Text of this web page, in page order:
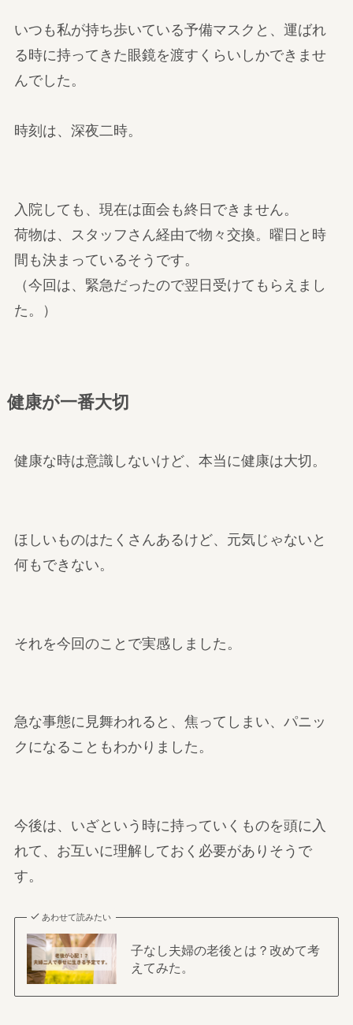
いつも私が持ち歩いている予備マスクと、運ばれ
る時に持ってきた眼鏡を渡すくらいしかできませ
んでした。
時刻は、深夜二時。
入院しても、現在は面会も終日できません。
荷物は、スタッフさん経由で物々交換。曜日と時
間も決まっているそうです。
（今回は、緊急だったので翌日受けてもらえまし
た。）
健康が一番大切
健康な時は意識しないけど、本当に健康は大切。
ほしいものはたくさんあるけど、元気じゃないと
何もできない。
それを今回のことで実感しました。
急な事態に見舞われると、焦ってしまい、パニッ
クになることもわかりました。
今後は、いざという時に持っていくものを頭に入
れて、お互いに理解しておく必要がありそうで
す。
あわせて読みたい
子なし夫婦の老後とは？改めて考
えてみた。